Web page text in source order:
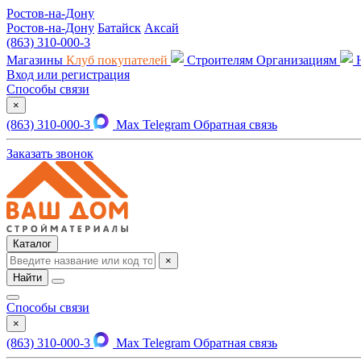
Ростов-на-Дону
Ростов-на-Дону Батайск Аксай
(863) 310-000-3
Магазины Клуб покупателей Строителям Организациям
Вход или регистрация
Способы связи
×
(863) 310-000-3 Max Telegram Обратная связь
Заказать звонок
Каталог
×
Найти
Способы связи
×
(863) 310-000-3 Max Telegram Обратная связь